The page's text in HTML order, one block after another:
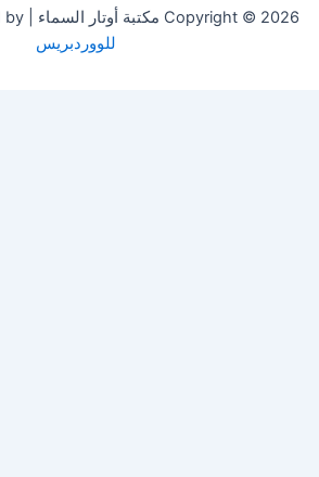
Copyright © 2026 مكتبة أوتار السماء | Powered by
للووردبريس